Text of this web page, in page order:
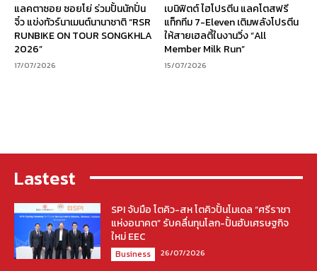
แลคตาซอย ซอยโย่ ร่วมปั้นนักปั่น
จิ๋ว แข่งทัวร์นาเมนต์นานาชาติ “RSR
RUNBIKE ON TOUR SONGKHLA
2026”
17/07/2026
เบนิฟิตต์ ไฮโปรตีน แลคโตสฟรี
แท็กทีม 7-Eleven เติมพลังโปรตีน
ให้สายเฮลตี้ในงานวิ่ง “All
Member Milk Run”
15/07/2026
Lastest
SPI จับมือ โตคิว-สห โตคิวปั้นโมเดล “ศรีราชา
แห่งอนาคต” รับคลื่นทุนโลก-ปั้นฮับเศรษฐกิจ
ใหม่ EEC
Business 26/07/2026